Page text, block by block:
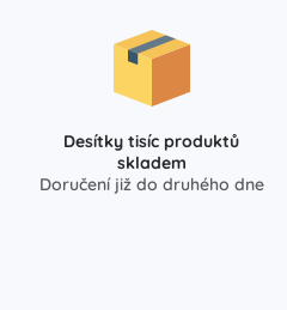
Desítky tisíc produktů
skladem
Doručení již do druhého dne